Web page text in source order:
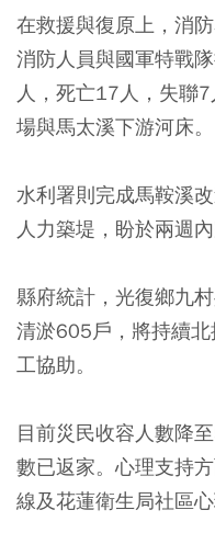
在救援與復原上，消
消防人員與國軍特戰
人，死亡17人，失聯
場與馬太溪下游河床。
水利署則完成馬鞍溪
人力築堤，盼於兩週
縣府統計，光復鄉九
清淤605戶，將持續
工協助。
目前災民收容人數降
數已返家。心理支持
線及花蓮衛生局社區